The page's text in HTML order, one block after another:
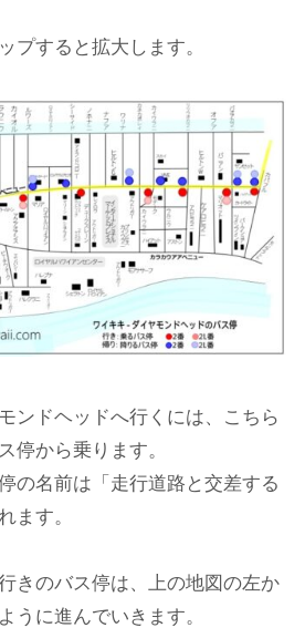
プすると拡大します。
ンドヘッドへ行くには、こちら
停から乗ります。
の名前は「走行道路と交差する
ます。
きのバス停は、上の地図の左か
うに進んでいきます。